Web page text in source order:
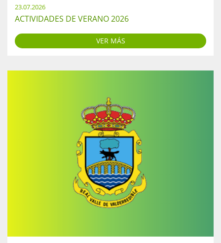
23.07.2026
ACTIVIDADES DE VERANO 2026
VER MÁS